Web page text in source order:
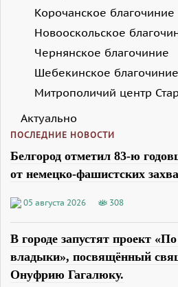
Корочанское благочиние
Новооскольское
Чернянское благочиние
Шебекинское благочиние
Митрополичий центр
Актуально
ПОСЛЕДНИЕ НОВОСТИ
Белгород отметил 83-ю
от немецко-фашистских
05 августа 2026 308
В городе запустят проект
владыки», посвящённый
Онуфрию Гагалюку.